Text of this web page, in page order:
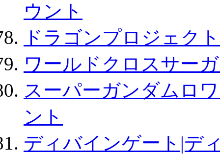
ウント
ドラゴンプロジェク
ワールドクロスサー
スーパーガンダムロ
ント
ディバインゲート|デ